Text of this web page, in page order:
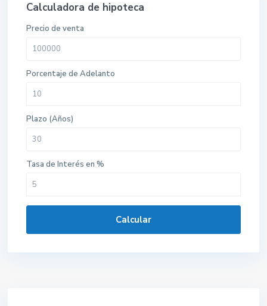
Calculadora de hipoteca
Precio de venta
Porcentaje de Adelanto
Plazo (Años)
Tasa de Interés en %
Calcular